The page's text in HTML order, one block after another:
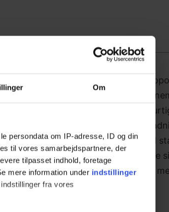
Om
persondata om IP-adresse, ID og din
til vores samarbejdspartnere, der
tilpasset indhold, foretage
mere information under indstillinger
fra vores
til Mobilio bruseleje fra
over bårens bevægelse. Designet til
det muligt for plejepersonalet
sikkerhed under forflytning og
sikrer let betjening samtidig med
essentielle tilbehør forbedrer både
hvilket gør Mobilio bruseleje endnu